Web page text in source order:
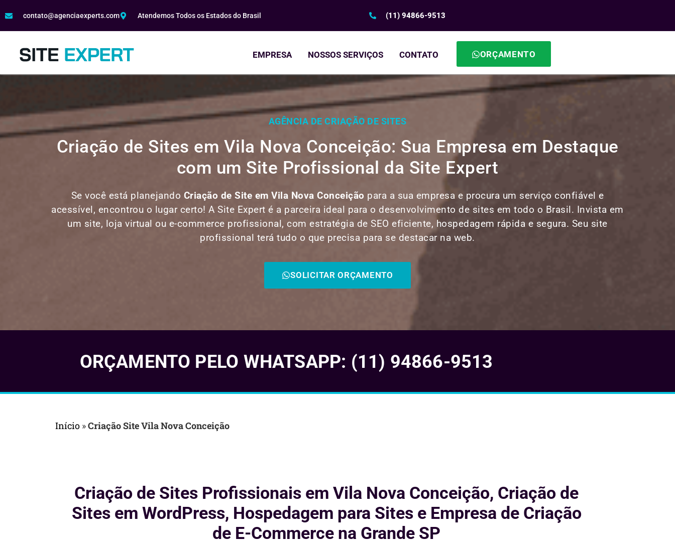
contato@agenciaexperts.com Atendemos Todos os Estados do Brasil (11) 94866-9513
EMPRESA NOSSOS SERVIÇOS CONTATO ORÇAMENTO
AGÊNCIA DE CRIAÇÃO DE SITES
Criação de Sites em Vila Nova Conceição: Sua Empresa em Destaque
com um Site Profissional da Site Expert
Se você está planejando Criação de Site em Vila Nova Conceição para a sua empresa e procura um serviço confiável e
acessível, encontrou o lugar certo! A Site Expert é a parceira ideal para o desenvolvimento de sites em todo o Brasil. Invista em
um site, loja virtual ou e-commerce profissional, com estratégia de SEO eficiente, hospedagem rápida e segura. Seu site
profissional terá tudo o que precisa para se destacar na web.
SOLICITAR ORÇAMENTO
ORÇAMENTO PELO WHATSAPP: (11) 94866-9513
Início »Criação Site Vila Nova Conceição
Criação de Sites Profissionais em Vila Nova Conceição, Criação de
Sites em WordPress, Hospedagem para Sites e Empresa de Criação
de E-Commerce na Grande SP